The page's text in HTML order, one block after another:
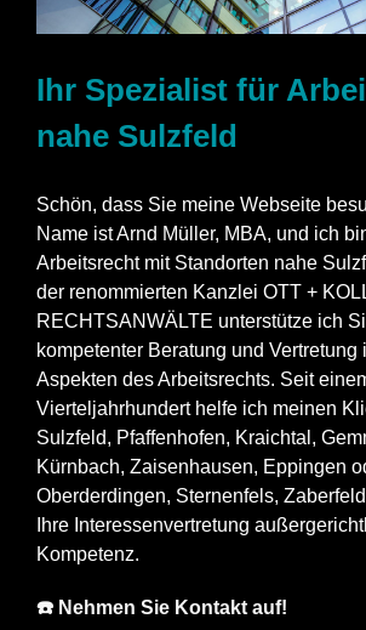
Ihr Spezialist für
nahe Sulzfeld
Schön, dass Sie meine Webseite
Name ist Arnd Müller, MBA, und ich
Arbeitsrecht mit Standorten nahe
der renommierten Kanzlei OTT +
RECHTSANWÄLTE unterstütze ich
kompetenter Beratung und Vertretung
Aspekten des Arbeitsrechts. Seit
Vierteljahrhundert helfe ich meinen
Sulzfeld, Pfaffenhofen, Kraichtal,
Kürnbach, Zaisenhausen, Eppingen
Oberderdingen, Sternenfels,
Ihre Interessenvertretung
Kompetenz.
☎️ Nehmen Sie Kontakt auf!